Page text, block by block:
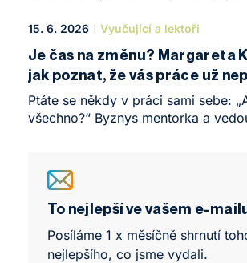
nedávno rezonovala v médiích,
druhá generace vietnamské
kteří vyrostli na pomezí dvou
kultur, si dnes s obrovským
slovo. A dělají to způsobem, který
15. 6. 2026 Vyučující a lektoři
Je čas na změnu? Margareta
jak poznat, že vás práce už
Ptáte se někdy v práci sami sebe:
všechno?“ Byznys mentorka a
bychom měli více naslouchat svému
se vystoupit z pohodlné, leč nudné
To nejlepší ve vašem e-
Posíláme 1 x měsíčně shrnutí
nejlepšího, co jsme vydali.